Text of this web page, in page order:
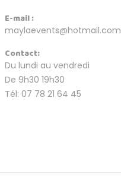
E-mail :
maylaevents@hotmail.com
Contact:
Du lundi au vendredi
De 9h30 19h30
Tél: 07 78 21 64 45